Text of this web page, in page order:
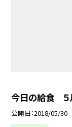
今日の給食 ５
公開日 2018/05/30